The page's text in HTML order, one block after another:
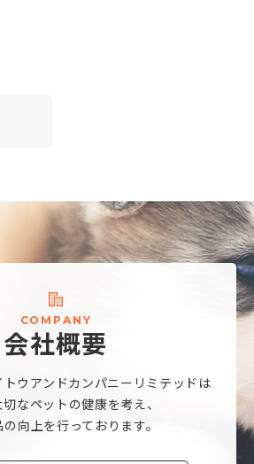
CO M P AN Y
会社概要
トウアンドカンパニーリミテッドは
なペットの健康を考え、
向上を行っております。